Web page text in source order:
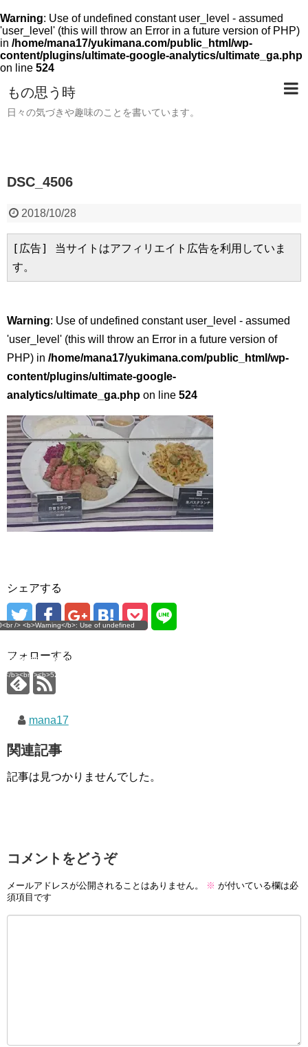
Warning: Use of undefined constant user_level - assumed
'user_level' (this will throw an Error in a future version of PHP)
in /home/mana17/yukimana.com/public_html/wp-
content/plugins/ultimate-google-analytics/ultimate_ga.php
on line 524
もの思う時
日々の気づきや趣味のことを書いています。
DSC_4506
2018/10/28
[広告] 当サイトはアフィリエイト広告を利用していま
す。
Warning: Use of undefined constant user_level - assumed
'user_level' (this will throw an Error in a future version of
PHP) in /home/mana17/yukimana.com/public_html/wp-
content/plugins/ultimate-google-
analytics/ultimate_ga.php on line 524
シェアする
error
b>: Use of undefined
public_html/wp-
ultimate-google-
b><br />
/> <b>Warning</b>: Use of undefined
mana17/yukimana.com/public_html/wp-
content/plugins/ultimate-google-
<b>524</b><br />
フォローする
mana17
関連記事
記事は見つかりませんでした。
コメントをどうぞ
メールアドレスが公開されることはありません。 ※ が付いている欄は必
須項目です